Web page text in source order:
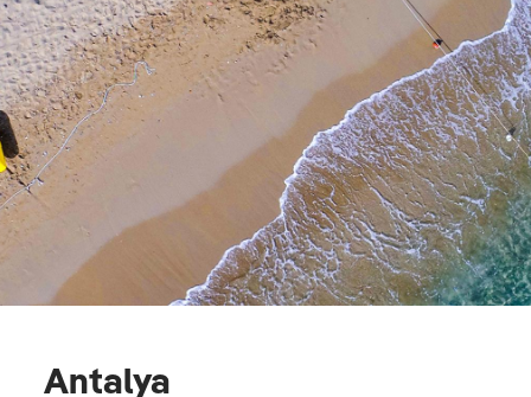
Antalya